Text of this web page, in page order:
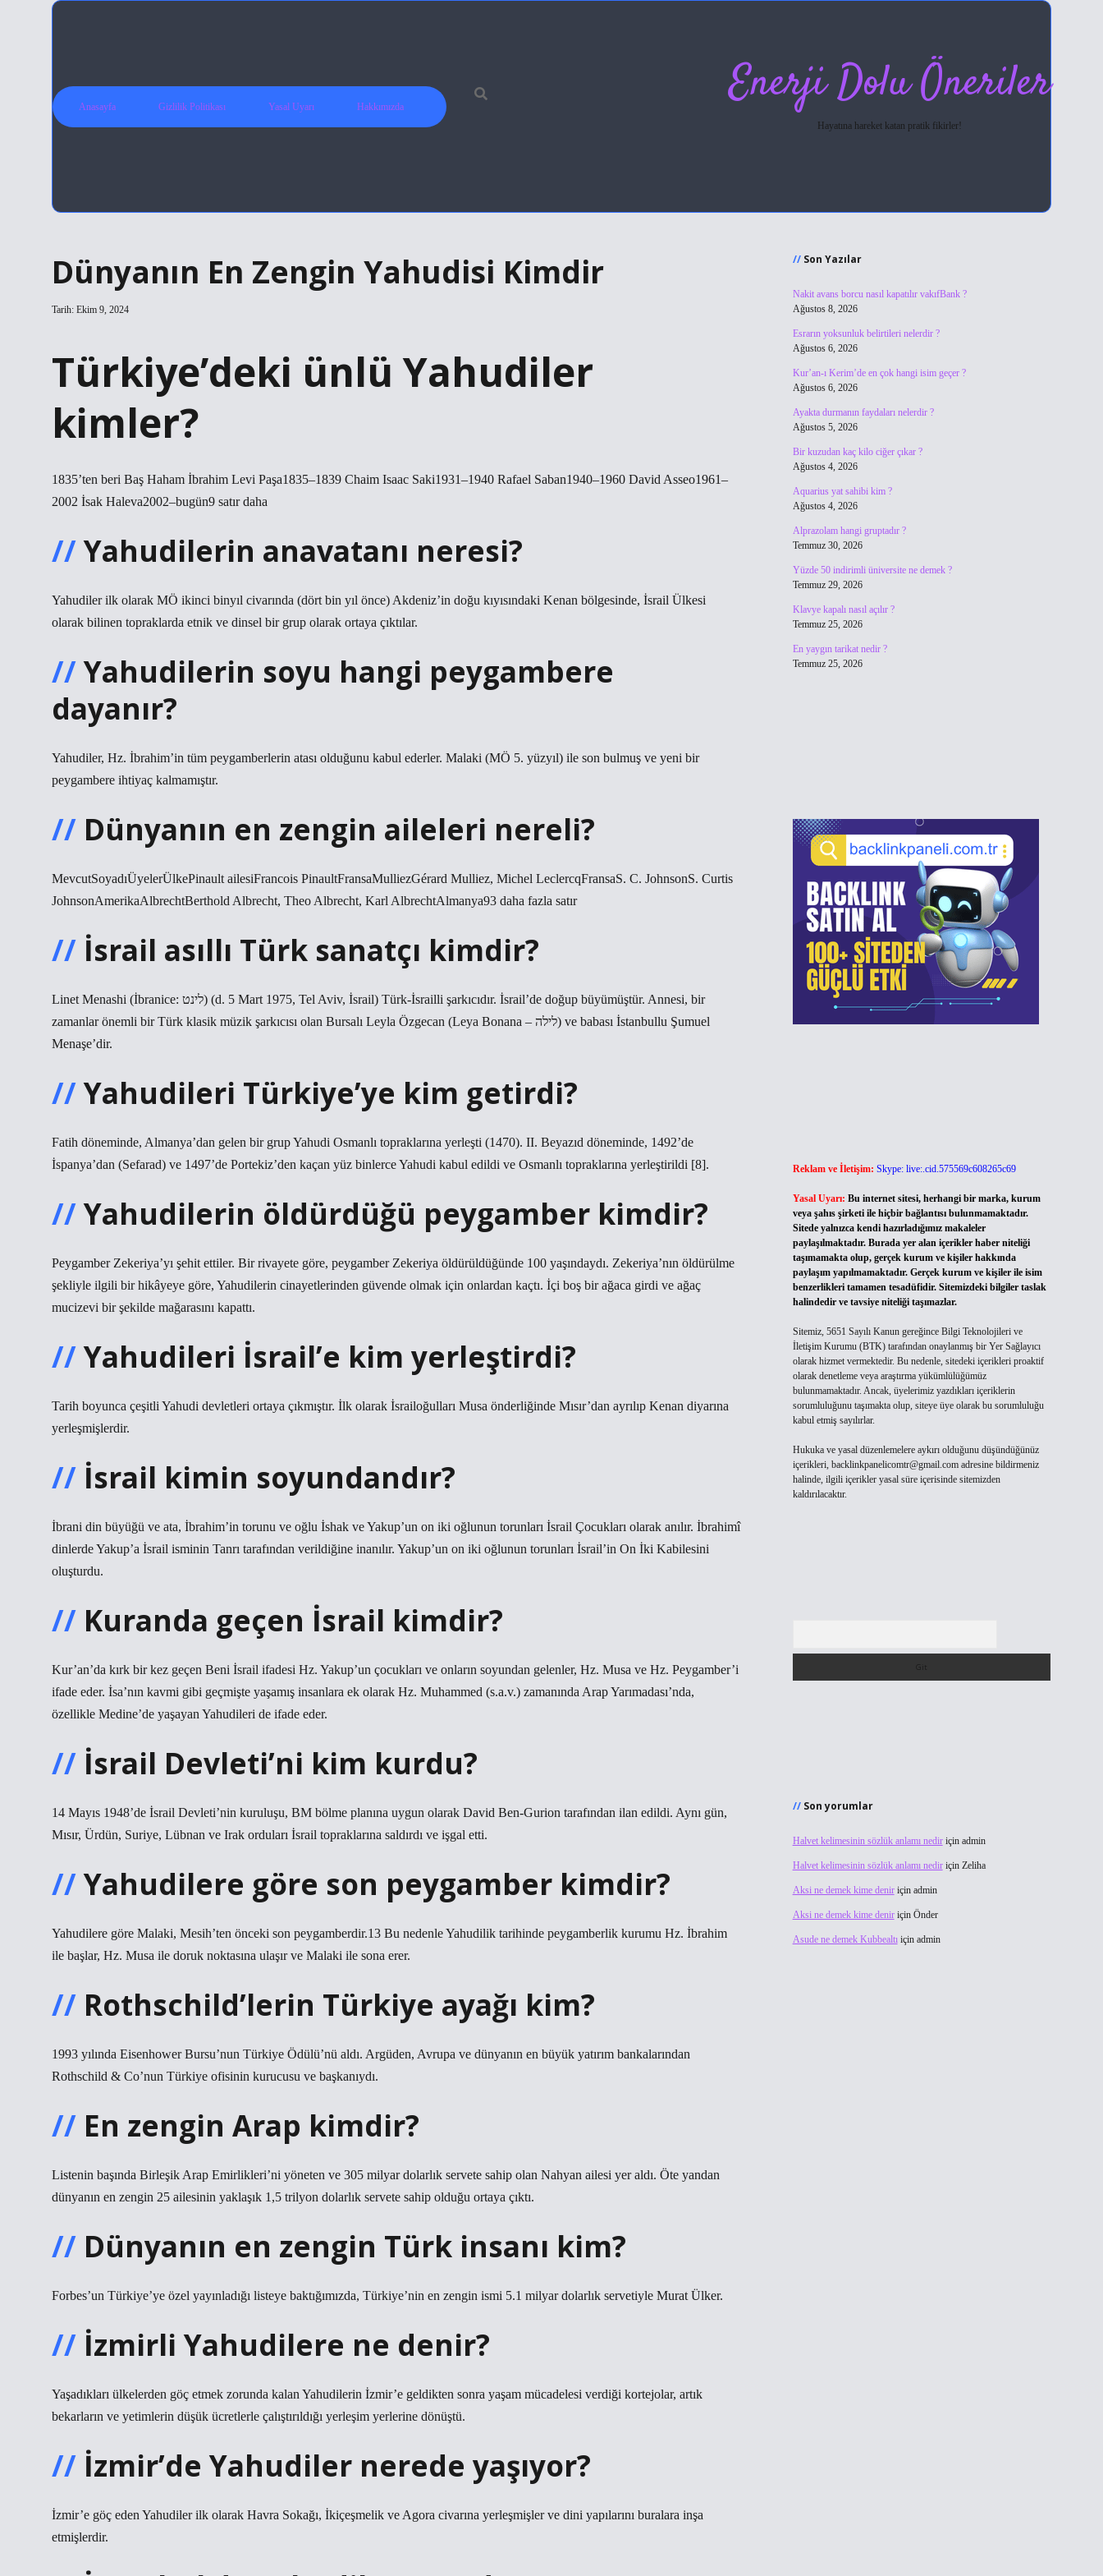
Anasayfa Gizlilik Politikası Yasal Uyarı Hakkımızda Enerji Dolu Öneriler
Hayatına hareket katan pratik fikirler!
Dünyanın En Zengin Yahudisi Kimdir
Tarih: Ekim 9, 2024
Türkiye’deki ünlü Yahudiler
kimler?
1835’ten beri Baş Haham İbrahim Levi Paşa1835–1839 Chaim Isaac Saki1931–1940 Rafael Saban1940–1960 David Asseo1961–
2002 İsak Haleva2002–bugün9 satır daha
Yahudilerin anavatanı neresi?
Yahudiler ilk olarak MÖ ikinci binyıl civarında (dört bin yıl önce) Akdeniz’in doğu kıyısındaki Kenan bölgesinde, İsrail Ülkesi
olarak bilinen topraklarda etnik ve dinsel bir grup olarak ortaya çıktılar.
Yahudilerin soyu hangi peygambere
dayanır?
Yahudiler, Hz. İbrahim’in tüm peygamberlerin atası olduğunu kabul ederler. Malaki (MÖ 5. yüzyıl) ile son bulmuş ve yeni bir
peygambere ihtiyaç kalmamıştır.
Dünyanın en zengin aileleri nereli?
MevcutSoyadıÜyelerÜlkePinault ailesiFrancois PinaultFransaMulliezGérard Mulliez, Michel LeclercqFransaS. C. JohnsonS. Curtis
JohnsonAmerikaAlbrechtBerthold Albrecht, Theo Albrecht, Karl AlbrechtAlmanya93 ​​daha fazla satır
İsrail asıllı Türk sanatçı kimdir?
Linet Menashi (İbranice: לינט) (d. 5 Mart 1975, Tel Aviv, İsrail) Türk-İsrailli şarkıcıdır. İsrail’de doğup büyümüştür. Annesi, bir
zamanlar önemli bir Türk klasik müzik şarkıcısı olan Bursalı Leyla Özgecan (Leya Bonana – לילה) ve babası İstanbullu Şumuel
Menaşe’dir.
Yahudileri Türkiye’ye kim getirdi?
Fatih döneminde, Almanya’dan gelen bir grup Yahudi Osmanlı topraklarına yerleşti (1470). II. Beyazıd döneminde, 1492’de
İspanya’dan (Sefarad) ve 1497’de Portekiz’den kaçan yüz binlerce Yahudi kabul edildi ve Osmanlı topraklarına yerleştirildi [8].
Yahudilerin öldürdüğü peygamber kimdir?
Peygamber Zekeriya’yı şehit ettiler. Bir rivayete göre, peygamber Zekeriya öldürüldüğünde 100 yaşındaydı. Zekeriya’nın öldürülme
şekliyle ilgili bir hikâyeye göre, Yahudilerin cinayetlerinden güvende olmak için onlardan kaçtı. İçi boş bir ağaca girdi ve ağaç
mucizevi bir şekilde mağarasını kapattı.
Yahudileri İsrail’e kim yerleştirdi?
Tarih boyunca çeşitli Yahudi devletleri ortaya çıkmıştır. İlk olarak İsrailoğulları Musa önderliğinde Mısır’dan ayrılıp Kenan diyarına
yerleşmişlerdir.
İsrail kimin soyundandır?
İbrani din büyüğü ve ata, İbrahim’in torunu ve oğlu İshak ve Yakup’un on iki oğlunun torunları İsrail Çocukları olarak anılır. İbrahimî
dinlerde Yakup’a İsrail isminin Tanrı tarafından verildiğine inanılır. Yakup’un on iki oğlunun torunları İsrail’in On İki Kabilesini
oluşturdu.
Kuranda geçen İsrail kimdir?
Kur’an’da kırk bir kez geçen Beni İsrail ifadesi Hz. Yakup’un çocukları ve onların soyundan gelenler, Hz. Musa ve Hz. Peygamber’i
ifade eder. İsa’nın kavmi gibi geçmişte yaşamış insanlara ek olarak Hz. Muhammed (s.a.v.) zamanında Arap Yarımadası’nda,
özellikle Medine’de yaşayan Yahudileri de ifade eder.
İsrail Devleti’ni kim kurdu?
14 Mayıs 1948’de İsrail Devleti’nin kuruluşu, BM bölme planına uygun olarak David Ben-Gurion tarafından ilan edildi. Aynı gün,
Mısır, Ürdün, Suriye, Lübnan ve Irak orduları İsrail topraklarına saldırdı ve işgal etti.
Yahudilere göre son peygamber kimdir?
Yahudilere göre Malaki, Mesih’ten önceki son peygamberdir.13 Bu nedenle Yahudilik tarihinde peygamberlik kurumu Hz. İbrahim
ile başlar, Hz. Musa ile doruk noktasına ulaşır ve Malaki ile sona erer.
Rothschild’lerin Türkiye ayağı kim?
1993 yılında Eisenhower Bursu’nun Türkiye Ödülü’nü aldı. Argüden, Avrupa ve dünyanın en büyük yatırım bankalarından
Rothschild & Co’nun Türkiye ofisinin kurucusu ve başkanıydı.
En zengin Arap kimdir?
Listenin başında Birleşik Arap Emirlikleri’ni yöneten ve 305 milyar dolarlık servete sahip olan Nahyan ailesi yer aldı. Öte yandan
dünyanın en zengin 25 ailesinin yaklaşık 1,5 trilyon dolarlık servete sahip olduğu ortaya çıktı.
Dünyanın en zengin Türk insanı kim?
Forbes’un Türkiye’ye özel yayınladığı listeye baktığımızda, Türkiye’nin en zengin ismi 5.1 milyar dolarlık servetiyle Murat Ülker.
İzmirli Yahudilere ne denir?
Yaşadıkları ülkelerden göç etmek zorunda kalan Yahudilerin İzmir’e geldikten sonra yaşam mücadelesi verdiği kortejolar, artık
bekarların ve yetimlerin düşük ücretlerle çalıştırıldığı yerleşim yerlerine dönüştü.
İzmir’de Yahudiler nerede yaşıyor?
İzmir’e göç eden Yahudiler ilk olarak Havra Sokağı, İkiçeşmelik ve Agora civarına yerleşmişler ve dini yapılarını buralara inşa
etmişlerdir.
Son Yazılar
Nakit avans borcu nasıl kapatılır vakıfBank ?
Ağustos 8, 2026
Esrarın yoksunluk belirtileri nelerdir ?
Ağustos 6, 2026
Kur’an-ı Kerim’de en çok hangi isim geçer ?
Ağustos 6, 2026
Ayakta durmanın faydaları nelerdir ?
Ağustos 5, 2026
Bir kuzudan kaç kilo ciğer çıkar ?
Ağustos 4, 2026
Aquarius yat sahibi kim ?
Ağustos 4, 2026
Alprazolam hangi gruptadır ?
Temmuz 30, 2026
Yüzde 50 indirimli üniversite ne demek ?
Temmuz 29, 2026
Klavye kapalı nasıl açılır ?
Temmuz 25, 2026
En yaygın tarikat nedir ?
Temmuz 25, 2026
Reklam ve İletişim: Skype: live:.cid.575569c608265c69
Yasal Uyarı: Bu internet sitesi, herhangi bir marka, kurum
veya şahıs şirketi ile hiçbir bağlantısı bulunmamaktadır.
Sitede yalnızca kendi hazırladığımız makaleler
paylaşılmaktadır. Burada yer alan içerikler haber niteliği
taşımamakta olup, gerçek kurum ve kişiler hakkında
paylaşım yapılmamaktadır. Gerçek kurum ve kişiler ile isim
benzerlikleri tamamen tesadüfidir. Sitemizdeki bilgiler taslak
halindedir ve tavsiye niteliği taşımazlar.
Sitemiz, 5651 Sayılı Kanun gereğince Bilgi Teknolojileri ve
İletişim Kurumu (BTK) tarafından onaylanmış bir Yer Sağlayıcı
olarak hizmet vermektedir. Bu nedenle, sitedeki içerikleri proaktif
olarak denetleme veya araştırma yükümlülüğümüz
bulunmamaktadır. Ancak, üyelerimiz yazdıkları içeriklerin
sorumluluğunu taşımakta olup, siteye üye olarak bu sorumluluğu
kabul etmiş sayılırlar.
Hukuka ve yasal düzenlemelere aykırı olduğunu düşündüğünüz
içerikleri, backlinkpanelicomtr@gmail.comadresine bildirmeniz
halinde, ilgili içerikler yasal süre içerisinde sitemizden
kaldırılacaktır.
Son yorumlar
Halvet kelimesinin sözlük anlamı nediriçin admin
Halvet kelimesinin sözlük anlamı nediriçin Zeliha
Aksi ne demek kime deniriçin admin
Aksi ne demek kime deniriçin Önder
Asude ne demek Kubbealtıiçin admin